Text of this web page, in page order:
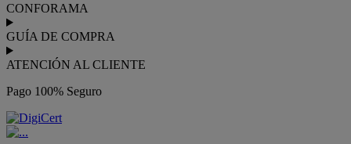
CONFORAMA
GUÍA DE COMPRA
ATENCIÓN AL CLIENTE
Pago 100% Seguro